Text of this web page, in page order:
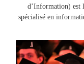
d’Information) est
spécialisé en